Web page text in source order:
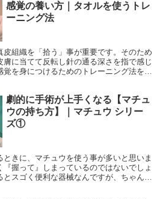
感覚の養い方｜タオルを使うトレ
ーニング法
組織を「拾う」事が重要です。そのため
に当てて反転し針の通る深さを指で感じ
覚を身につけるためのトレーニング法を紹
劇的に手術が上手くなる【マチュ
ウの持ち方】｜マチュウ シリー
ズ①
きに、マチュウを使う事が多いと思いま
握って』しまっているのではないでしょ
とスゴく便利な器械なんですが、ちゃんと